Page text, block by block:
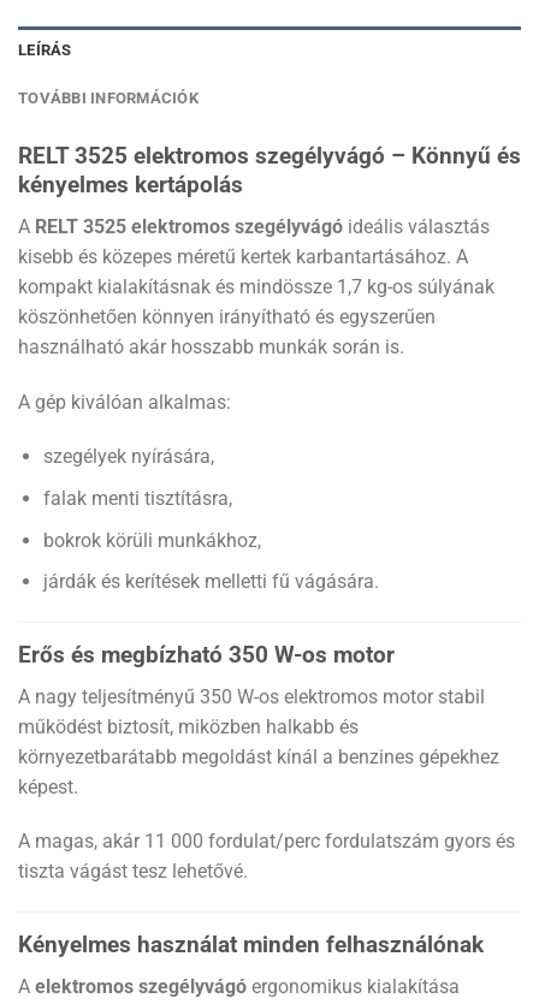
LEÍRÁS
TOVÁBBI INFORMÁCIÓK
RELT 3525 elektromos szegélyvágó – Könnyű és
kényelmes kertápolás
A RELT 3525 elektromos szegélyvágó ideális választás
kisebb és közepes méretű kertek karbantartásához. A
kompakt kialakításnak és mindössze 1,7 kg-os súlyának
köszönhetően könnyen irányítható és egyszerűen
használható akár hosszabb munkák során is.
A gép kiválóan alkalmas:
szegélyek nyírására,
falak menti tisztításra,
bokrok körüli munkákhoz,
járdák és kerítések melletti fű vágására.
Erős és megbízható 350 W-os motor
A nagy teljesítményű 350 W-os elektromos motor stabil
működést biztosít, miközben halkabb és
környezetbarátabb megoldást kínál a benzines gépekhez
képest.
A magas, akár 11 000 fordulat/perc fordulatszám gyors és
tiszta vágást tesz lehetővé.
Kényelmes használat minden felhasználónak
A elektromos szegélyvágó ergonomikus kialakítása